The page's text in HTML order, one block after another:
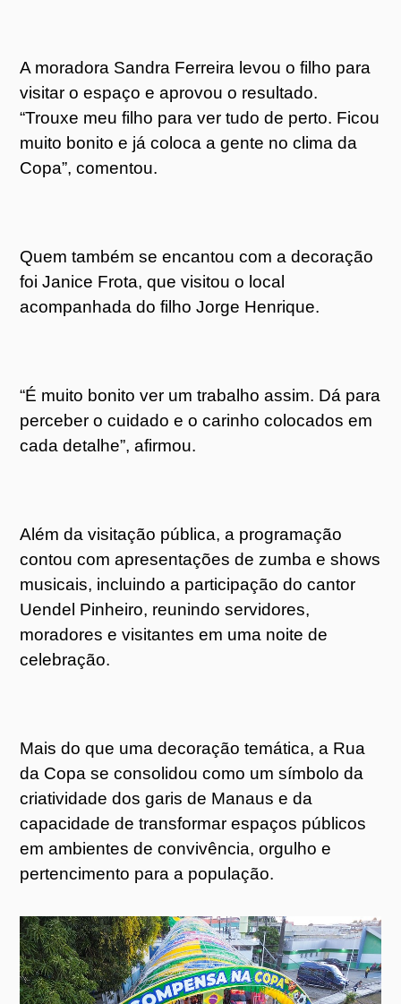
A moradora Sandra Ferreira levou o filho para
visitar o espaço e aprovou o resultado.
“Trouxe meu filho para ver tudo de perto. Ficou
muito bonito e já coloca a gente no clima da
Copa”, comentou.
Quem também se encantou com a decoração
foi Janice Frota, que visitou o local
acompanhada do filho Jorge Henrique.
“É muito bonito ver um trabalho assim. Dá para
perceber o cuidado e o carinho colocados em
cada detalhe”, afirmou.
Além da visitação pública, a programação
contou com apresentações de zumba e shows
musicais, incluindo a participação do cantor
Uendel Pinheiro, reunindo servidores,
moradores e visitantes em uma noite de
celebração.
Mais do que uma decoração temática, a Rua
da Copa se consolidou como um símbolo da
criatividade dos garis de Manaus e da
capacidade de transformar espaços públicos
em ambientes de convivência, orgulho e
pertencimento para a população.